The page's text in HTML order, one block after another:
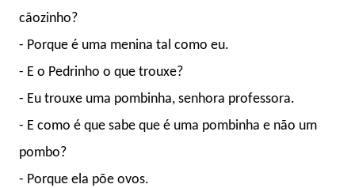
cãozinho?
- Porque é uma menina tal como eu.
- E o Pedrinho o que trouxe?
- Eu trouxe uma pombinha, senhora professora.
- E como é que sabe que é uma pombinha e não um
pombo?
- Porque ela põe ovos.